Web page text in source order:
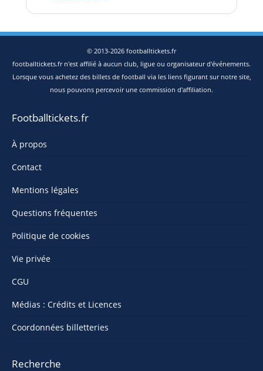
© 2013-2026 footballtickets.fr
footballtickets.fr n'est affilié à aucun club, ligue ou organisateur d'événements.
Lorsque vous achetez des billets de football via les liens figurant sur notre site,
nous pouvons percevoir une commission d'affiliation.
Footballtickets.fr
À propos
Contact
Mentions légales
Questions fréquentes
Politique de cookies
Vie privée
CGU
Médias : Crédits et Licences
Coordonnées billetteries
Recherche